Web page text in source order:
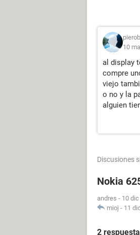
10
al display
compre
viejo
o no y la
alguien
Discusiones
Nokia
andres - 10
mioj - 11
2